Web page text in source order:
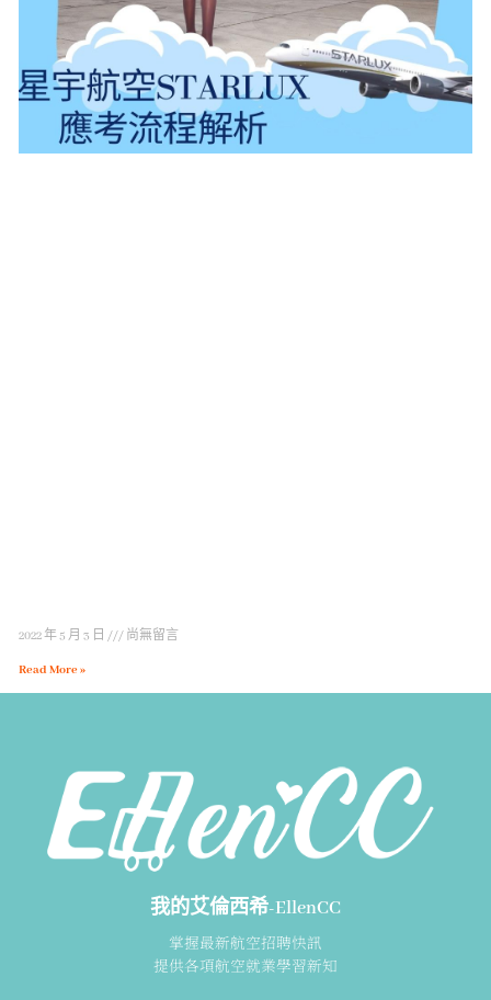
2022 年 5 月 3 日 尚無留言
Read More »
我的艾倫西希-EllenCC
掌握最新航空招聘快訊
提供各項航空就業學習新知